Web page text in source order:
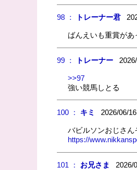
98 ： トレーナー君
ばんえいも重賞があ
99 ： トレーナー2026/
>>97
強い競馬しとる
100 ： キミ 2026/06/
バビルソンおじさん
https://
101 ： お兄さま 2026/